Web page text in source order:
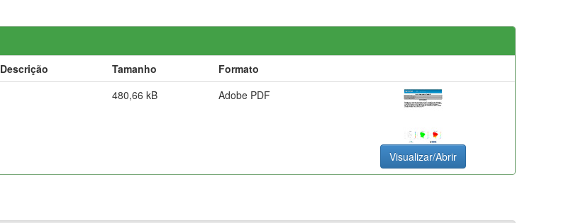
Descrição Tamanho
Formato
480,66 kB Adobe PDF
Visualizar/Abrir